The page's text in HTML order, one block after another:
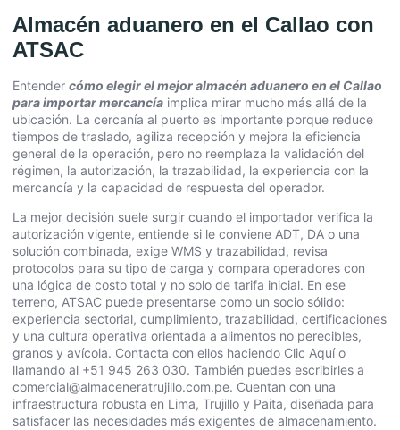
Almacén aduanero en el Callao con
ATSAC
Entender cómo elegir el mejor almacén aduanero en el Callao
para importar mercancía implica mirar mucho más allá de la
ubicación. La cercanía al puerto es importante porque reduce
tiempos de traslado, agiliza recepción y mejora la eficiencia
general de la operación, pero no reemplaza la validación del
régimen, la autorización, la trazabilidad, la experiencia con la
mercancía y la capacidad de respuesta del operador.
La mejor decisión suele surgir cuando el importador verifica la
autorización vigente, entiende si le conviene ADT, DA o una
solución combinada, exige WMS y trazabilidad, revisa
protocolos para su tipo de carga y compara operadores con
una lógica de costo total y no solo de tarifa inicial. En ese
terreno, ATSAC puede presentarse como un socio sólido:
experiencia sectorial, cumplimiento, trazabilidad, certificaciones
y una cultura operativa orientada a alimentos no perecibles,
granos y avícola. Contacta con ellos haciendo Clic Aquío
llamando al +51 945 263 030. También puedes escribirles a
comercial@almaceneratrujillo.com.pe. Cuentan con una
infraestructura robusta en Lima, Trujillo y Paita, diseñada para
satisfacer las necesidades más exigentes de almacenamiento.